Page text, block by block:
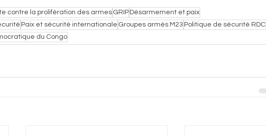
contre la prolifération des armes GRIP Désarmement et paix
Paix et sécurité internationale Groupes armés M23 Politique de sécurité RDC
du Congo